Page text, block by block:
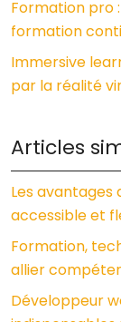
Formation pro
formation
Immersive
par la réalité
Articles
Les
accessible et
Formation,
allier
Développeur